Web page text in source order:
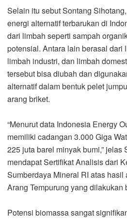
Selain itu sebut Sontang
energi alternatif terbarukan di
dari limbah seperti sampah
potensial. Antara lain berasal dari
limbah industri, dan limbah
tersebut bisa diubah dan
alternatif dalam bentuk pelet
arang briket.
“Menurut data Indonesia Energy
memiliki cadangan 3.000 Giga
225 juta barel minyak bumi,” jelas
mendapat Sertifikat Analisis dari
Sumberdaya Mineral RI atas
Arang Tempurung yang dilakukan
Potensi biomassa sangat